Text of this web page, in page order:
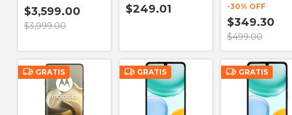
$3,599.00
$3,999.00
Transparente
$249.01
Wireless
-30% OFF
$349.30
$499.00
GRATIS GRATIS GRATIS